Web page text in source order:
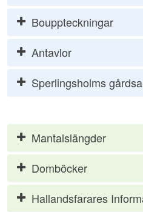
Bouppteckningar
Antavlor
Sperlingsholms
Mantalslängder
Domböcker
Hallandsfarares